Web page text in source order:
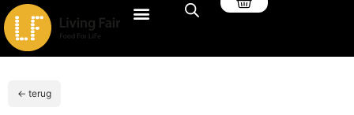
Ga
naar
de
inhoud
← terug